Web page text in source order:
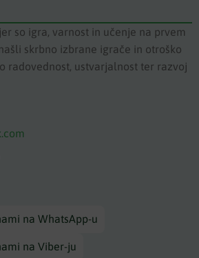
so igra, varnost in učenje na prvem
skrbno izbrane igrače in otroško
radovednost, ustvarjalnost ter razvoj
na WhatsApp-u
na Viber-ju